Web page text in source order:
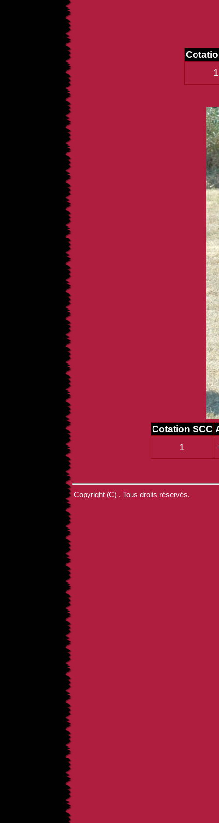
1
Cotation SCC
1
Copyright (C) . Tous droits réservés.